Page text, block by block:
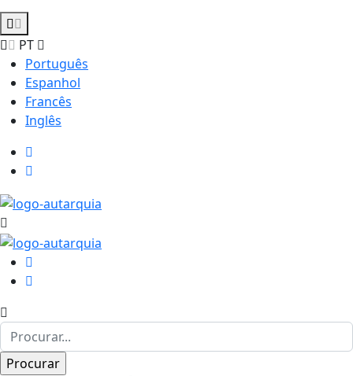
PT
Português
Espanhol
Francês
Inglês